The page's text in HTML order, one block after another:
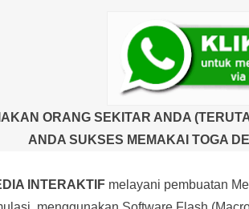
ORANG SEKITAR ANDA
ANDA SUKSES MEMAKAI TOGA
INTERAKTIF melayani pembuatan